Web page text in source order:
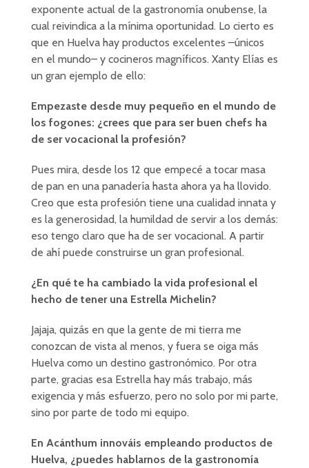
exponente actual de la gastronomía onubense, la
cual reivindica a la mínima oportunidad. Lo cierto es
que en Huelva hay productos excelentes –únicos
en el mundo– y cocineros magníficos. Xanty Elías es
un gran ejemplo de ello:
Empezaste desde muy pequeño en el mundo de
los fogones: ¿crees que para ser buen chefs ha
de ser vocacional la profesión?
Pues mira, desde los 12 que empecé a tocar masa
de pan en una panadería hasta ahora ya ha llovido.
Creo que esta profesión tiene una cualidad innata y
es la generosidad, la humildad de servir a los demás:
eso tengo claro que ha de ser vocacional. A partir
de ahí puede construirse un gran profesional.
¿En qué te ha cambiado la vida profesional el
hecho de tener una Estrella Michelin?
Jajaja, quizás en que la gente de mi tierra me
conozcan de vista al menos, y fuera se oiga más
Huelva como un destino gastronómico. Por otra
parte, gracias esa Estrella hay más trabajo, más
exigencia y más esfuerzo, pero no solo por mi parte,
sino por parte de todo mi equipo.
En Acánthum innováis empleando productos de
Huelva, ¿puedes hablarnos de la gastronomía